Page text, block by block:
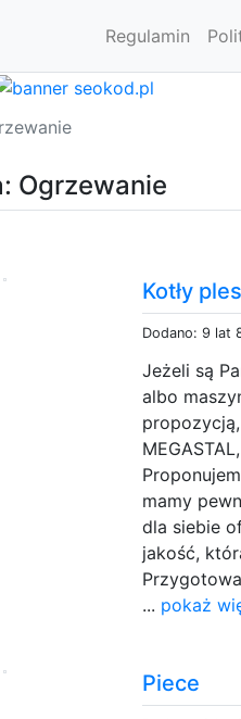
Regulamin
Ogrzewanie
Kotły
Dodano: 9 lat
Jeżeli są
albo
mamy
dla siebie
jakość,
... pokaż
Piece